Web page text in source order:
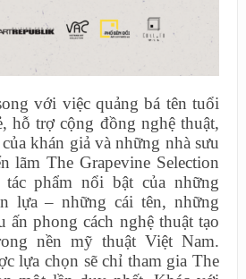
với việc quảng bá tên tuổi
hỗ trợ cộng đồng nghệ thuật,
khán giả và những nhà sưu
lãm The Grapevine Selection
phẩm nổi bật của những
lựa – những cái tên, những
ấn phong cách nghệ thuật tạo
nền mỹ thuật Việt Nam.
lựa chọn sẽ chỉ tham gia The